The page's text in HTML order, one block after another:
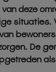
deze
situaties.
De